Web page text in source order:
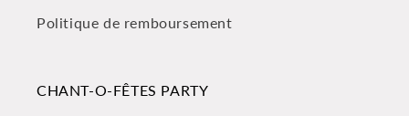
Politique de remboursement
CHANT-O-FÊTES PARTY